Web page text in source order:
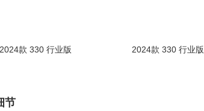
2024款 330 行业版 2024款 330 行业版
节